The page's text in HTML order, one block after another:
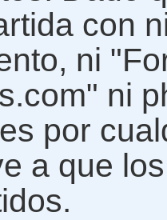
con
ni
ni
por
a que